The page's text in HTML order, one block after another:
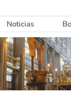
Noticias